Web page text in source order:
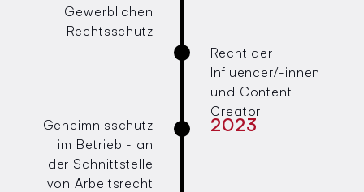
Gewerblichen
Rechtsschutz
Recht der
Influencer/-innen
und Content
Creator
2023
Geheimnisschutz
im Betrieb - an
der Schnittstelle
von Arbeitsrecht